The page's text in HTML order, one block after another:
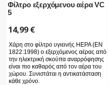
Φίλτρο εξερχόμενου αέρα VC
5
14,99€
Χάρη στο φίλτρο υγιεινής HEPA (EN
1822:1998) ο εξερχόμενος αέρας από
την ηλεκτρική σκούπα αναρρόφησης
είναι πιο καθαρός από τον αέρα του
χώρου. Συνιστάται η αντικατάσταση
κάθε χρόνο.